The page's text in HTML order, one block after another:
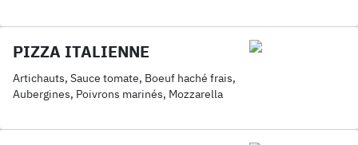
PIZZA ITALIENNE
Artichauts, Sauce tomate, Boeuf haché frais,
Aubergines, Poivrons marinés, Mozzarella